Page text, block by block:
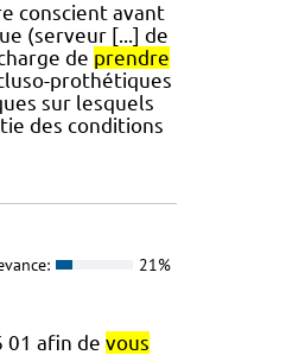
conscient avant
(serveur [...] de
de prendre
prothétiques
sur lesquels
des conditions
21%
01 afin de vous